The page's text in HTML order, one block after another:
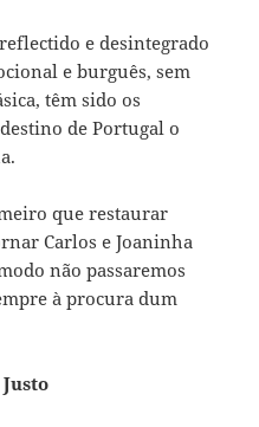
e desintegrado
e burguês, sem
têm sido os
de Portugal o
que restaurar
Carlos e Joaninha
não passaremos
à procura dum